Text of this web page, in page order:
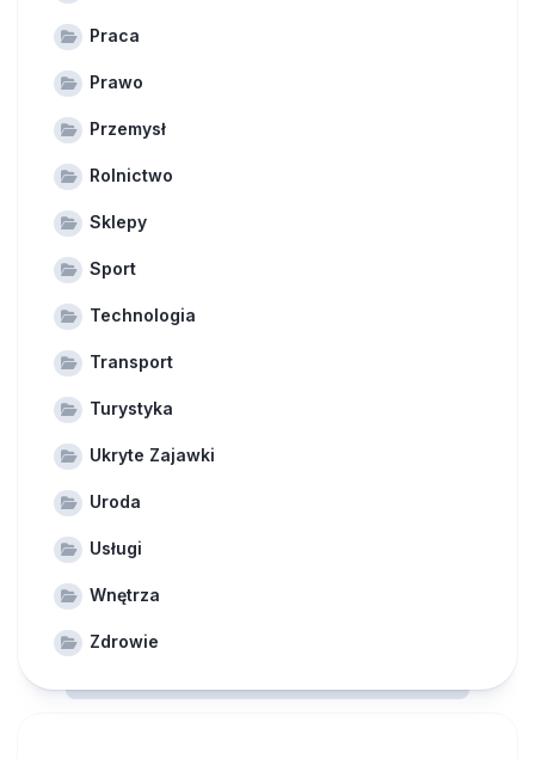
Praca
Prawo
Przemysł
Rolnictwo
Sklepy
Sport
Technologia
Transport
Turystyka
Ukryte Zajawki
Uroda
Usługi
Wnętrza
Zdrowie